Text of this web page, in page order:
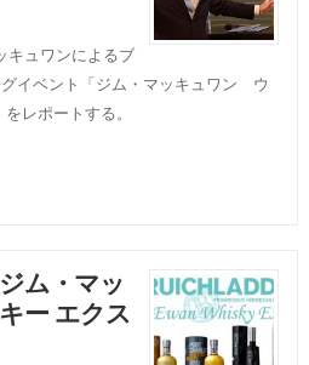
キュワンによるブ
イベント「ジム・マッキュワン ウ
レポートする。
ム・マッ
ー エクス